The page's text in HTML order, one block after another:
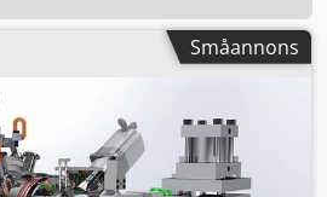
Småannons